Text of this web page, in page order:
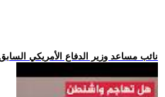
.. نائب مساعد وزير الدفاع الأمريكي